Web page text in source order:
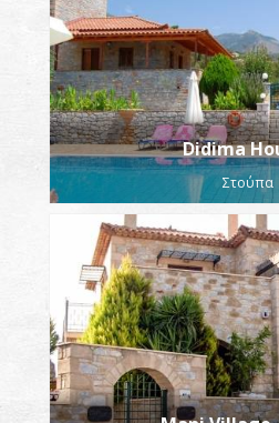
Didima
Στούπα